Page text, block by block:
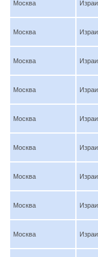
Москва
Москва
Москва
Москва
Москва
Москва
Москва
Москва
Москва